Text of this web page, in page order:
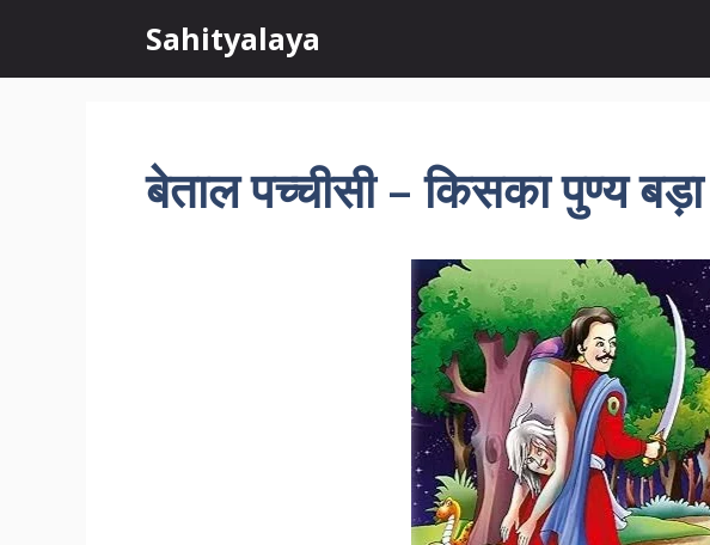
content
Sahityalaya
बेताल पच्चीसी – किसका पुण्य